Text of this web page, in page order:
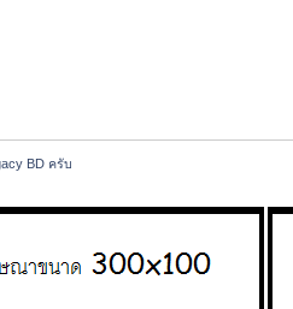
BD ครับ